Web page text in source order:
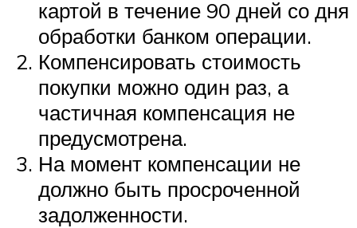
картой в течение 90 дней со дня
обработки банком операции.
Компенсировать стоимость
покупки можно один раз, а
частичная компенсация не
предусмотрена.
На момент компенсации не
должно быть просроченной
задолженности.